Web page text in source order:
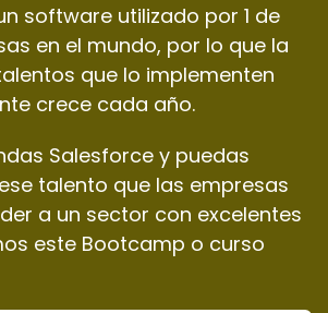
software utilizado por 1 de
en el mundo, por lo que la
que lo implementen
crece cada año.
Salesforce y puedas
talento que las empresas
a un sector con excelentes
este Bootcamp o curso